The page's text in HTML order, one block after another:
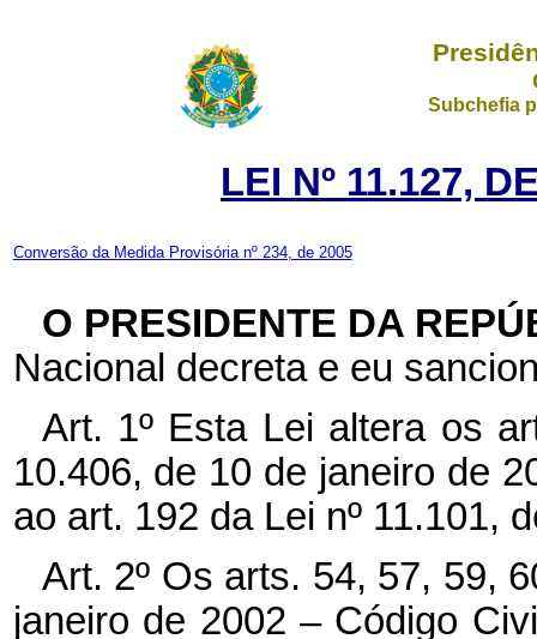
Subchefia
LEI Nº 11.127,
Conversão da Medida Provisória nº 234, de 2005
O PRESIDENTE DA
Nacional decreta e eu
Art. 1º Esta Lei altera os
10.406, de 10 de janeiro de
ao art. 192 da Lei nº 11.101,
Art. 2º Os arts. 54, 57, 59,
janeiro de 2002 – Código